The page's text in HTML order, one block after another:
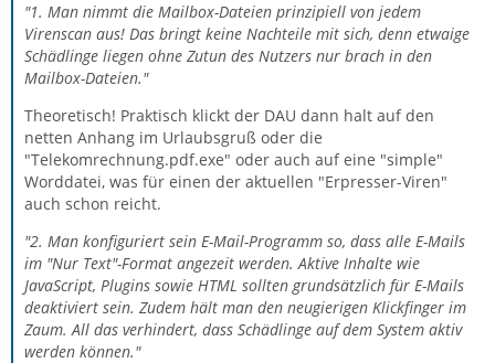
"1. Man nimmt die Mailbox-Dateien prinzipiell von jedem
Virenscan aus! Das bringt keine Nachteile mit sich, denn etwaige
Schädlinge liegen ohne Zutun des Nutzers nur brach in den
Mailbox-Dateien."
Theoretisch! Praktisch klickt der DAU dann halt auf den
netten Anhang im Urlaubsgruß oder die
"Telekomrechnung.pdf.exe" oder auch auf eine "simple"
Worddatei, was für einen der aktuellen "Erpresser-Viren"
auch schon reicht.
"2. Man konfiguriert sein E-Mail-Programm so, dass alle E-Mails
im "Nur Text"-Format angezeit werden. Aktive Inhalte wie
JavaScript, Plugins sowie HTML sollten grundsätzlich für E-Mails
deaktiviert sein. Zudem hält man den neugierigen Klickfinger im
Zaum. All das verhindert, dass Schädlinge auf dem System aktiv
werden können."